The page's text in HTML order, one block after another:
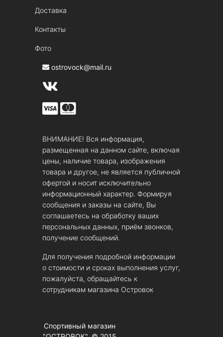
Доставка
Контакты
Фото
ostrovock@mail.ru
ВНИМАНИЕ! Вся информация,
размещенная на данном сайте, включая
цены, наличие товара, изображения
товара и другое, не является публичной
офертой и носит исключительно
информационный характер. Формируя
сообщения и заказы на сайте, Вы
соглашаетесь на обработку ваших
персональных данных, приём звонков,
получение сообщений.
Для получения подробной информации
о стоимости и сроках выполнения услуг,
пожалуйста, обращайтесь к
сотрудникам магазина Островок
Спортивный магазин